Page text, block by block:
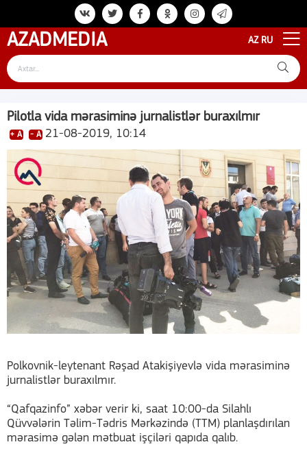
AZADMEDIA AZ RU
Pilotla vida mərasiminə jurnalistlər buraxılmır
+ A - A 21-08-2019, 10:14
Polkovnik-leytenant Rəşad Atakişiyevlə vida mərasiminə
jurnalistlər buraxılmır.
“Qafqazinfo” xəbər verir ki, saat 10:00-da Silahlı
Qüvvələrin Təlim-Tədris Mərkəzində (TTM) planlaşdırılan
mərasimə gələn mətbuat işçiləri qapıda qalıb.